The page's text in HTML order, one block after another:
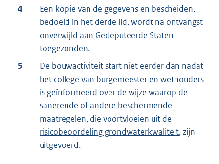
4
Een kopie van de gegevens en bescheiden,
bedoeld in het derde lid, wordt na ontvangst
onverwijld aan Gedeputeerde Staten
toegezonden.
5
De bouwactiviteit start niet eerder dan nadat
het college van burgemeester en wethouders
is geïnformeerd over de wijze waarop de
sanerende of andere beschermende
maatregelen, die voortvloeien uit de
risicobeoordeling grondwaterkwaliteit, zijn
uitgevoerd.